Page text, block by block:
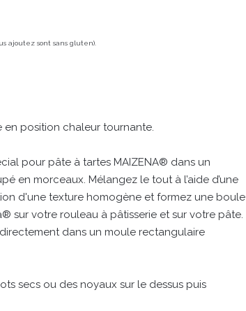
ajoutez sont sans gluten).
en position chaleur tournante.
pour pâte à tartes MAIZENA® dans un
en morceaux. Mélangez le tout à l’aide d’une
d'une texture homogène et formez une boule
sur votre rouleau à pâtisserie et sur votre pâte.
dans un moule rectangulaire
secs ou des noyaux sur le dessus puis